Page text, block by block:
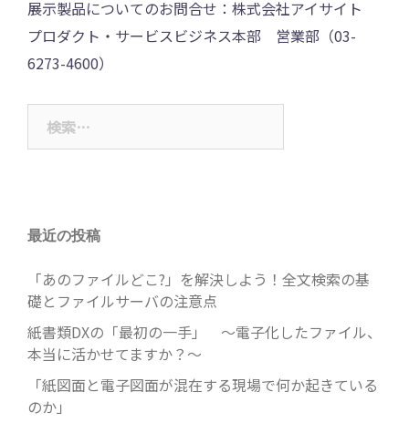
展示製品についてのお問合せ：株式会社アイサイト
プロダクト・サービスビジネス本部 営業部（03-
6273-4600）
索:
最近の投稿
「あのファイルどこ?」を解決しよう！全文検索の基
礎とファイルサーバの注意点
紙書類DXの「最初の一手」 ～電子化したファイル、
本当に活かせてますか？～
「紙図面と電子図面が混在する現場で何か起きている
のか」